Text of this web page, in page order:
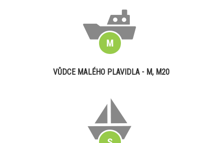
VŮDCE MALÉHO PLAVIDLA - M, M20